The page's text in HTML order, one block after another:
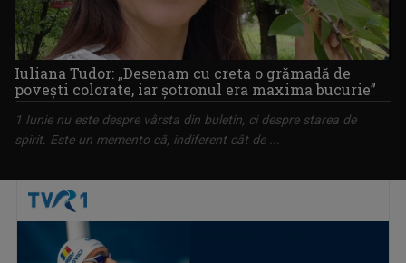
Iuliana Tudor: „Desenam cu creta o grămadă de
poveşti colorate, iar şotronul era maxima bucurie”
1 Iunie nu este despre vârsta din buletin, ci despre starea de
spirit. Este un memento că, indiferent cât de ...